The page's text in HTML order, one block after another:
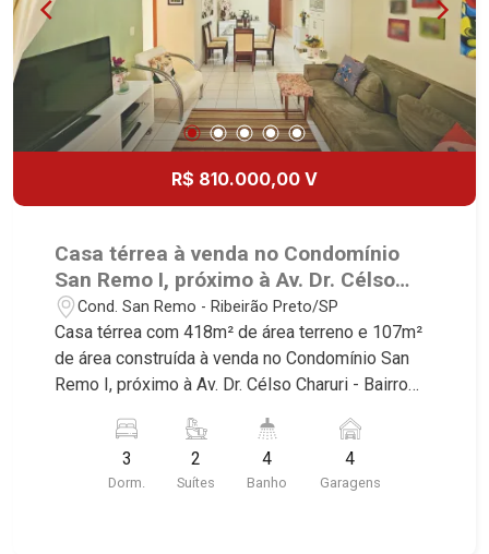
R$ 810.000,00 V
Casa térrea à venda no Condomínio
San Remo I, próximo à Av. Dr. Célso
Charuri - Ribeirão Preto/SP.
Cond. San Remo - Ribeirão Preto/SP
Casa térrea com 418m² de área terreno e 107m²
de área construída à venda no Condomínio San
Remo I, próximo à Av. Dr. Célso Charuri - Bairro
características deste imóvel que a Martinelli
Imobiliária selecionou para você: - 418m² de área
terreno e 107m² de área construída - 3
3
Dorm.
2
Suítes
4
Banho
4
Garagens